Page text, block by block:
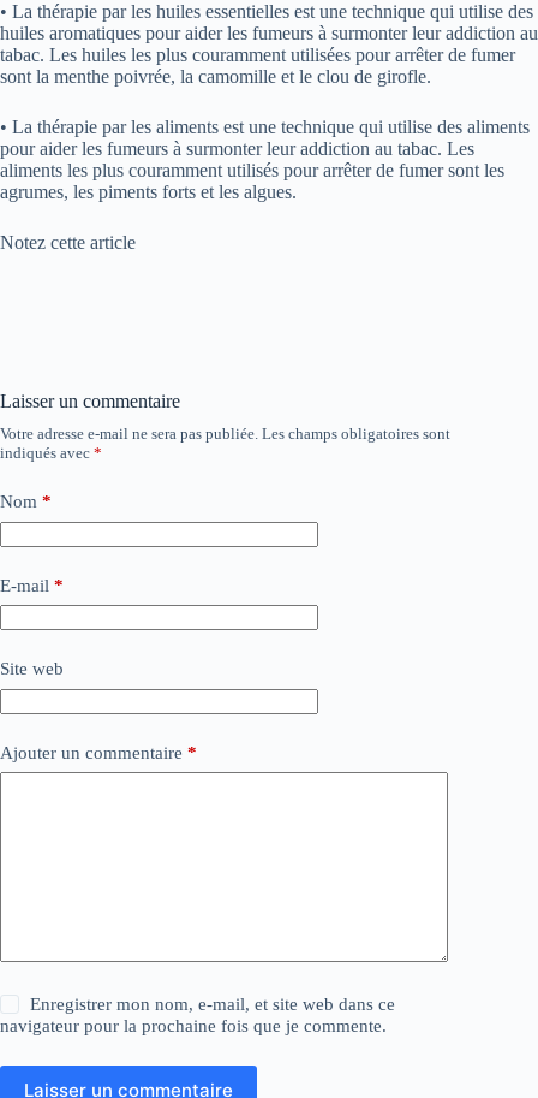
• La thérapie par les huiles essentielles est une technique qui utilise des
huiles aromatiques pour aider les fumeurs à surmonter leur addiction au
tabac. Les huiles les plus couramment utilisées pour arrêter de fumer
sont la menthe poivrée, la camomille et le clou de girofle.
• La thérapie par les aliments est une technique qui utilise des aliments
pour aider les fumeurs à surmonter leur addiction au tabac. Les
aliments les plus couramment utilisés pour arrêter de fumer sont les
agrumes, les piments forts et les algues.
Notez cette article
Laisser un commentaire
Votre adresse e-mail ne sera pas publiée. Les champs obligatoires sont
indiqués avec *
Nom *
E-mail *
Site web
Ajouter un commentaire *
Enregistrer mon nom, e-mail, et site web dans ce
navigateur pour la prochaine fois que je commente.
Laisser un commentaire